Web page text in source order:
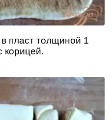
в пласт толщиной 1
корицей.